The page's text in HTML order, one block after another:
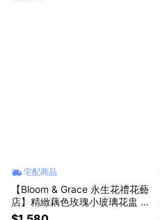
宅配商品
【Bloom & Grace 永生花禮花藝
店】精緻藕色玫瑰小玻璃花盅 永
生花 送禮 節日送禮 禮物《可備